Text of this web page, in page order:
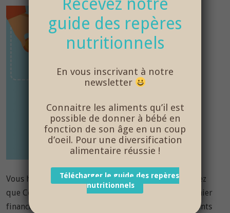
Vous hésitez encore à franchir le pas mais vous pensez
que Comme des Papas pourrait bien être votre premier
financement participatif, ci-dessous quelques éléments
guide des repères
nutritionnels
En vous inscrivant à notre
newsletter
Connaitre les aliments qu’il est
possible de donner à bébé en
fonction de son âge en un coup
d’oeil. Pour une diversification
alimentaire réussie !
Télécharger le guide des repères
nutritionnels